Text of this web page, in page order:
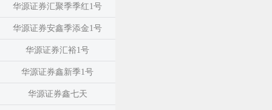
华源证券汇聚季季红1号
华源证券安鑫季添金1号
华源证券汇裕1号
华源证券鑫新季1号
华源证券鑫七天